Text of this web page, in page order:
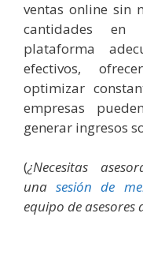
ventas online sin
cantidades
plataforma
efectivos,
optimizar
empresas
generar ingresos
(¿Necesitas
unasesión de
equipo de asesores